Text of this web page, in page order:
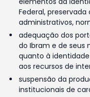
Federal,
administrativos,
adequação dos
do Ibram e de seus
quanto à
aos recursos de
suspensão da
institucionais de